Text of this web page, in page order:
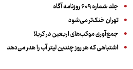
جلد شماره ۶۰۹ روزنامه آگاه
تهران خنک‌تر می‌شود
جمع‌آوری موکب‌های اربعین در کربلا
اشتباهی که هر روز چندین لیتر آب را هدر می‌دهد